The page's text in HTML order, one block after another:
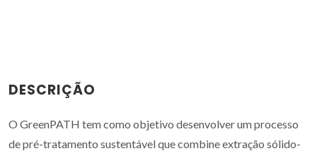
DESCRIÇÃO
O GreenPATH tem como objetivo desenvolver um processo
de pré-tratamento sustentável que combine extração sólido-